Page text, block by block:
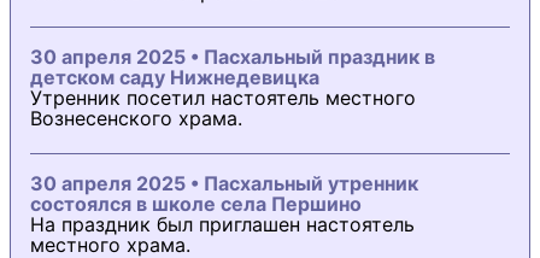
30 апреля 2025 • Пасхальный праздник в
детском саду Нижнедевицка
Утренник посетил настоятель местного
Вознесенского храма.
30 апреля 2025 • Пасхальный утренник
состоялся в школе села Першино
На праздник был приглашен настоятель
местного храма.